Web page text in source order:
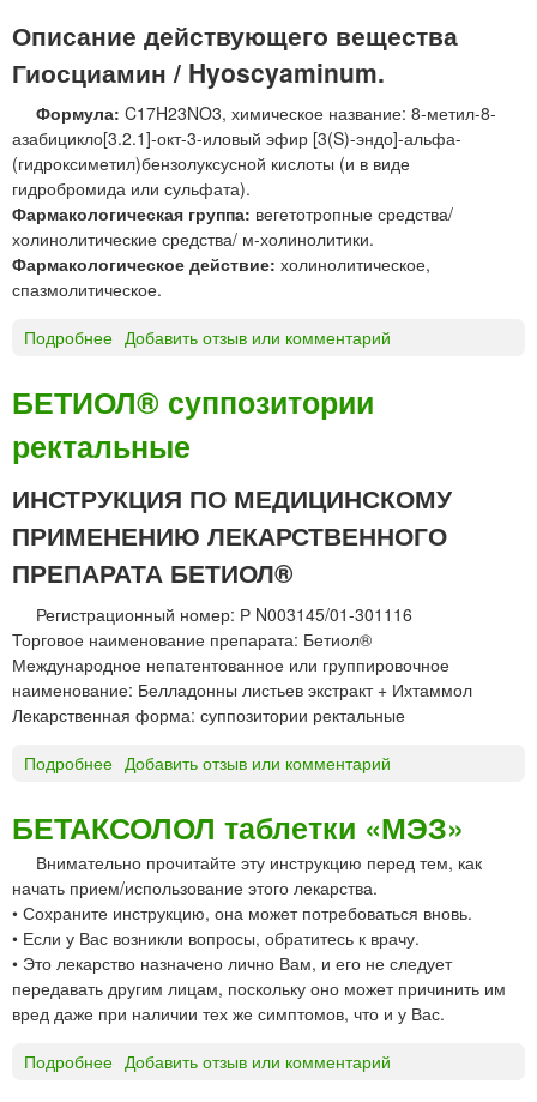
Описание действующего вещества
Гиосциамин / Hyoscyaminum.
Формула: C17H23NO3, химическое название: 8-метил-8-
азабицикло[3.2.1]-окт-3-иловый эфир [3(S)-эндо]-альфа-
(гидроксиметил)бензолуксусной кислоты (и в виде
гидробромида или сульфата).
Фармакологическая группа: вегетотропные средства/
холинолитические средства/ м-холинолитики.
Фармакологическое действие: холинолитическое,
спазмолитическое.
Подробнее
и
о
с
ц
и
а
м
и
н
Добавить отзыв или комментарий
БЕТИОЛ® суппозитории
ректальные
ИНСТРУКЦИЯ ПО МЕДИЦИНСКОМУ
ПРИМЕНЕНИЮ ЛЕКАРСТВЕННОГО
ПРЕПАРАТА БЕТИОЛ®
Регистрационный номер: Р N003145/01-301116
Торговое наименование препарата: Бетиол®
Международное непатентованное или группировочное
наименование: Белладонны листьев экстракт + Ихтаммол
Лекарственная форма: суппозитории ректальные
Подробнее
Т
И
О
Л
®
с
у
п
Добавить отзыв или комментарий
БЕТАКСОЛОЛ таблетки «МЭЗ»
Внимательно прочитайте эту инструкцию перед тем, как
начать прием/использование этого лекарства.
• Сохраните инструкцию, она может потребоваться вновь.
• Если у Вас возникли вопросы, обратитесь к врачу.
• Это лекарство назначено лично Вам, и его не следует
передавать другим лицам, поскольку оно может причинить им
вред даже при наличии тех же симптомов, что и у Вас.
Подробнее Добавить отзыв или комментарий